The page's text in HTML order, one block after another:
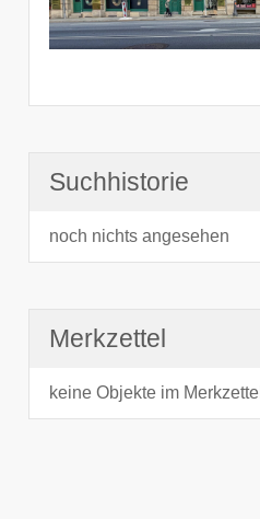
Suchhistorie
noch nichts angesehen
Merkzettel
keine Objekte im Merkzettel